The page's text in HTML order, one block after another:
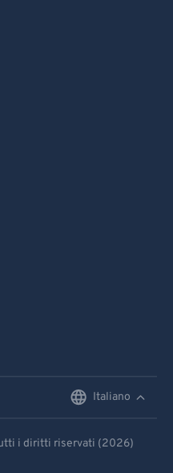
Italiano
i diritti riservati (2026)